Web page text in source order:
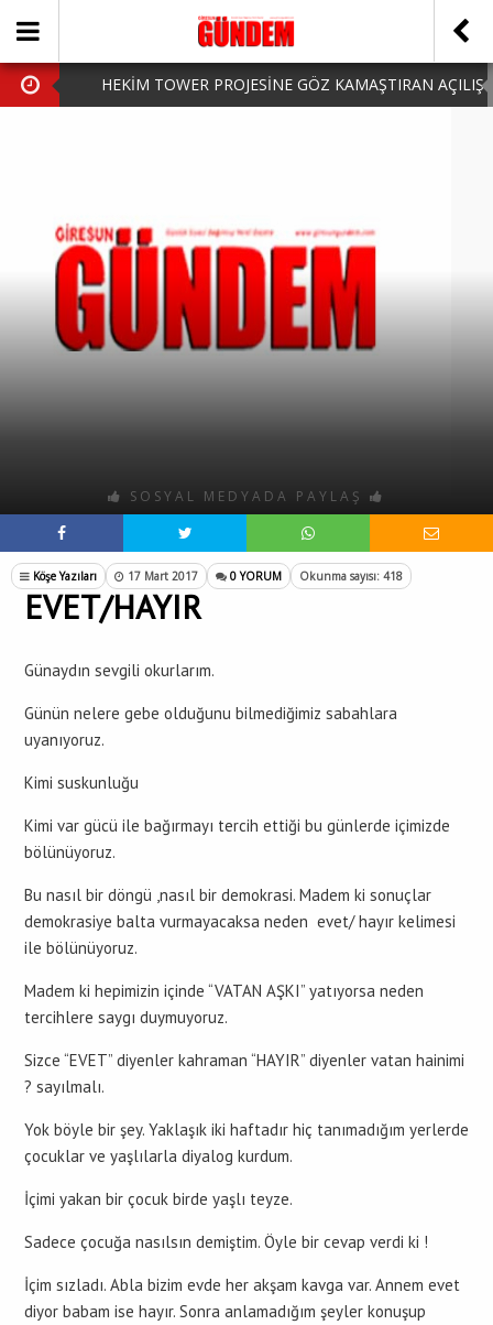
HEKİM TOWER PROJESİNE GÖZ KAMAŞTIRAN AÇILIŞ
HARUN CİCİ: VİDEOYU GÖRÜNCE GÖZLERİM DOLDU
SOSYAL MEDYADA PAYLAŞ
Köşe Yazıları 17 Mart 2017 0 YORUM Okunma sayısı: 418
EVET/HAYIR
Günaydın sevgili okurlarım.
Günün nelere gebe olduğunu bilmediğimiz sabahlara
uyanıyoruz.
Kimi suskunluğu
Kimi var gücü ile bağırmayı tercih ettiği bu günlerde içimizde
bölünüyoruz.
Bu nasıl bir döngü ,nasıl bir demokrasi. Madem ki sonuçlar
demokrasiye balta vurmayacaksa neden evet/ hayır kelimesi
ile bölünüyoruz.
Madem ki hepimizin içinde “VATAN AŞKI” yatıyorsa neden
tercihlere saygı duymuyoruz.
Sizce “EVET” diyenler kahraman “HAYIR” diyenler vatan hainimi
? sayılmalı.
Yok böyle bir şey. Yaklaşık iki haftadır hiç tanımadığım yerlerde
çocuklar ve yaşlılarla diyalog kurdum.
İçimi yakan bir çocuk birde yaşlı teyze.
Sadece çocuğa nasılsın demiştim. Öyle bir cevap verdi ki !
İçim sızladı. Abla bizim evde her akşam kavga var. Annem evet
diyor babam ise hayır. Sonra anlamadığım şeyler konuşup